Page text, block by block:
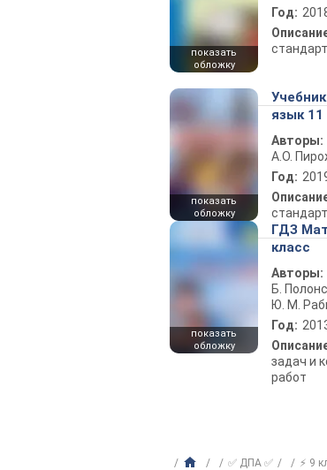
показать
обложку
Год:
показать
обложку
язык 11
Авторы:
А.О.
Год:
показать
обложку
ГДЗ
класс
Авторы:
Б.
Ю. М.
Год:
задач и
работ
✅ ДПА ✅ ⚡ 9